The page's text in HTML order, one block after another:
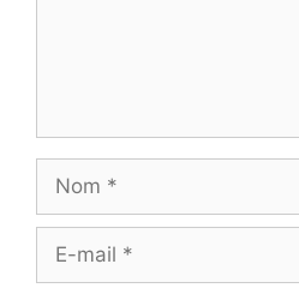
Nom